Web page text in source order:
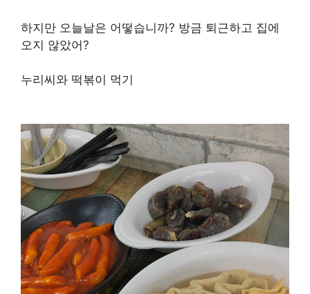
하지만 오늘날은 어떻습니까? 방금 퇴근하고 집에
오지 않았어?
누리씨와 떡볶이 먹기